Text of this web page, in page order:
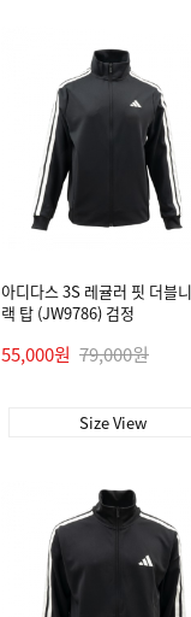
아디다스 3S 레귤러 핏 더블
랙 탑 (JW9786) 검정
55,000원 79,000원
Size View